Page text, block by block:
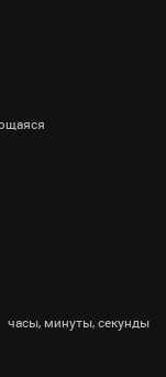
часы, минуты, секунды